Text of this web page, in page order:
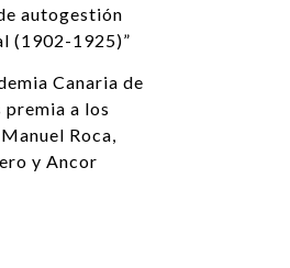
autogestión
(1902-1925)”
Canaria de
a los
Roca,
y Ancor